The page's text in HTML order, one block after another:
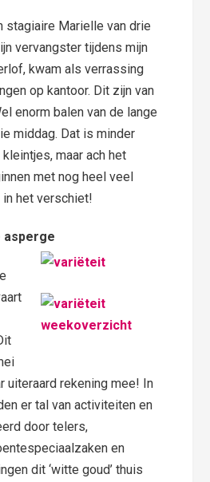
stagiaire Marielle van drie
vervangster tijdens mijn
kwam als verrassing
op kantoor. Dit zijn van
enorm balen van de lange
middag. Dat is minder
maar ach het
met nog heel veel
het verschiet!
asperge
uiteraard rekening mee! In
er tal van activiteiten en
door telers,
en
dit ‘witte goud’ thuis